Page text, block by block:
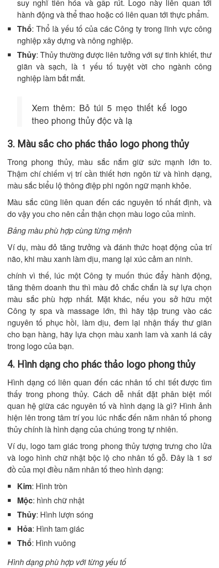
suy nghĩ tiến hóa và gấp rút. Logo này liên quan tới
hành động và thể thao hoặc có liên quan tới thực phẩm.
Thổ: Thổ là yếu tố của các Công ty trong lĩnh vực công
nghiệp xây dựng và nông nghiệp.
Thủy: Thủy thường được liên tưởng với sự tinh khiết, thư
giãn và sạch, là 1 yếu tố tuyệt vời cho ngành công
nghiệp làm bắt mắt.
Xem thêm: Bỏ túi 5 mẹo thiết kế logo
theo phong thủy độc và lạ
3. Màu sắc cho phác thảo logo phong thủy
Trong phong thủy, màu sắc nắm giữ sức mạnh lớn to.
Thậm chí chiếm vị trí cần thiết hơn ngôn từ và hình dạng,
màu sắc biểu lộ thông điệp phi ngôn ngữ mạnh khỏe.
Màu sắc cũng liên quan đến các nguyên tố nhất định, và
do vậy you cho nên cẩn thận chọn màu logo của mình.
Bảng màu phù hợp cùng từng mệnh
Ví dụ, màu đỏ tăng trưởng và đánh thức hoạt động của trí
não, khi màu xanh làm dịu, mang lại xúc cảm an ninh.
chính vì thế, lúc một Công ty muốn thúc đẩy hành động,
tăng thêm doanh thu thì màu đỏ chắc chắn là sự lựa chọn
màu sắc phù hợp nhất. Mặt khác, nếu you sở hữu một
Công ty spa và massage lớn, thì hãy tập trung vào các
nguyên tố phục hồi, làm dịu, đem lại nhận thấy thư giãn
cho bạn hàng, hãy lựa chọn màu xanh lam và xanh lá cây
trong logo của bạn.
4. Hình dạng cho phác thảo logo phong thủy
Hình dạng có liên quan đến các nhân tố chi tiết được tìm
thấy trong phong thủy. Cách dễ nhất đặt phân biệt mối
quan hệ giữa các nguyên tố và hình dạng là gì? Hình ảnh
hiện lên trong tâm trí you lúc nhắc đến năm nhân tố phong
thủy chính là hình dạng của chúng trong tự nhiên.
Ví dụ, logo tam giác trong phong thủy tượng trưng cho lửa
và logo hình chữ nhật bộc lộ cho nhân tố gỗ. Đây là 1 sơ
đồ của mọi điều năm nhân tố theo hình dạng:
Kim: Hình tròn
Mộc: hình chữ nhật
Thủy: Hình lượn sóng
Hỏa: Hình tam giác
Thổ: Hình vuông
Hình dạng phù hợp với từng yếu tố